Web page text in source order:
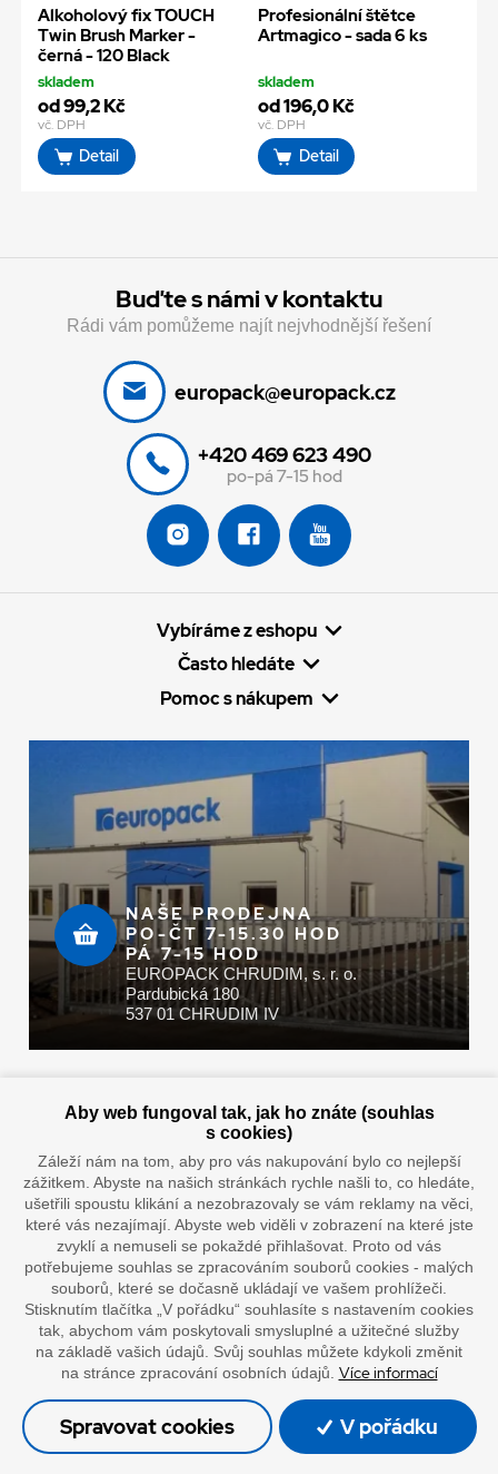
Alkoholový fix TOUCH
Twin Brush Marker -
černá - 120 Black
skladem
od 99,2 Kč
vč. DPH
Detail
Profesionální štětce
Artmagico - sada 6 ks
skladem
od 196,0 Kč
vč. DPH
Detail
Buďte s námi v kontaktu
Rádi vám pomůžeme najít nejvhodnější řešení
europack@europack.cz
+420 469 623 490
po-pá 7-15 hod
Vybíráme z eshopu
Často hledáte
Pomoc s nákupem
NAŠE PRODEJNA
PO-ČT 7-15.30 HOD
PÁ 7-15 HOD
EUROPACK CHRUDIM, s. r. o.
Pardubická 180
537 01 CHRUDIM IV
Doprava vaším oblíbeným dopravcem
”Lepíme s jistotou”
© Oficiální stránky společnosti Europack
Aby web fungoval tak, jak ho znáte (souhlas
s cookies)
Záleží nám na tom, aby pro vás nakupování bylo co nejlepší
zážitkem. Abyste na našich stránkách rychle našli to, co hledáte,
ušetřili spoustu klikání a nezobrazovaly se vám reklamy na věci,
které vás nezajímají. Abyste web viděli v zobrazení na které jste
zvyklí a nemuseli se pokaždé přihlašovat. Proto od vás
potřebujeme souhlas se zpracováním souborů cookies - malých
souborů, které se dočasně ukládají ve vašem prohlížeči.
Stisknutím tlačítka „V pořádku“ souhlasíte s nastavením cookies
tak, abychom vám poskytovali smysluplné a užitečné služby
na základě vašich údajů. Svůj souhlas můžete kdykoli změnit
na stránce zpracování osobních údajů. Více informací
Spravovat cookies V pořádku